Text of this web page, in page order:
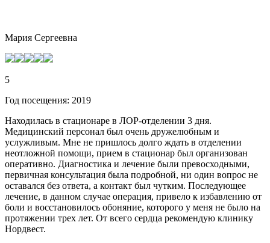
Мария Сергеевна
5
Год посещения: 2019
Находилась в стационаре в ЛОР-отделении 3 дня.
Медицинский персонал был очень дружелюбным и
услужливым. Мне не пришлось долго ждать в отделении
неотложной помощи, прием в стационар был организован
оперативно. Диагностика и лечение были превосходными,
первичная консультация была подробной, ни один вопрос не
оставался без ответа, а контакт был чутким. Последующее
лечение, в данном случае операция, привело к избавлению от
боли и восстановилось обоняние, которого у меня не было на
протяжении трех лет. От всего сердца рекомендую клинику
Нордвест.